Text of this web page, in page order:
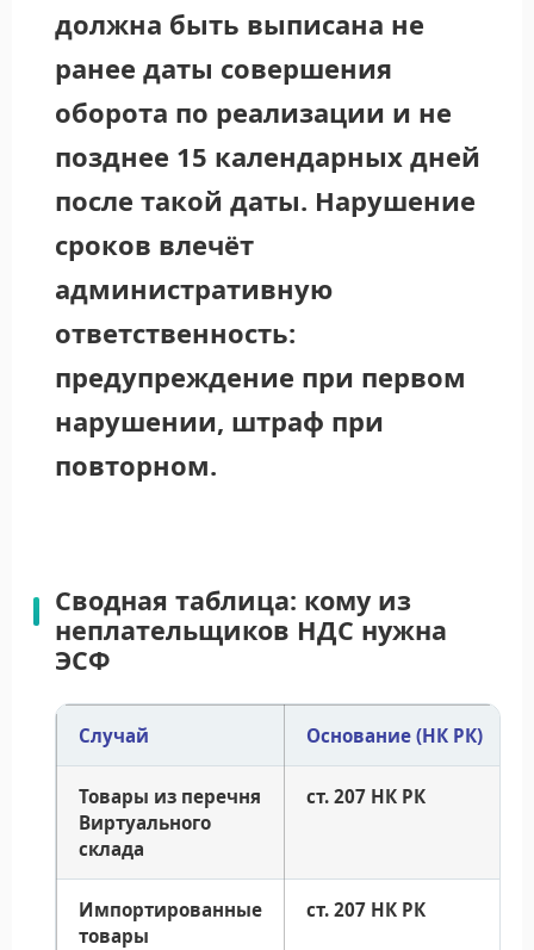
должна быть выписана не
ранее даты совершения
оборота по реализации и не
позднее 15 календарных дней
после такой даты. Нарушение
сроков влечёт
административную
ответственность:
предупреждение при первом
нарушении, штраф при
повторном.
Дата оборота
Сводная таблица: кому из
неплательщиков НДС нужна
ЭСФ
Случай Основание (НК РК)
Товары из перечня
Виртуального
склада
ст. 207 НК РК
Импортированные
товары
ст. 207 НК РК